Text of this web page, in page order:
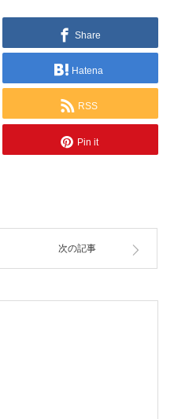
Share
Hatena
RSS
Pin it
次の記事